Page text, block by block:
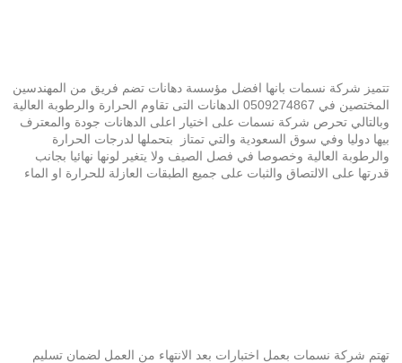
تتميز شركة نسمات بانها افضل مؤسسة دهانات تضم فريق من المهندسين
المختصين في 0509274867 الدهانات التى تقاوم الحرارة والرطوبة العالية
وبالتالي تحرص شركة نسمات على اختيار اعلى الدهانات جودة والمعترف
بيها دوليا وفي سوق السعودية والتي تمتاز بتحملها لدرجات الحرارة
والرطوبة العالية وخصوصا في فصل الصيف ولا يتغير لونها نهائيا بجانب
قدرتها على الالتصاق والثبات على جميع الطبقات العازلة للحرارة او الماء
تهتم شركة نسمات بعمل اختبارات بعد الانتهاء من العمل لضمان تسليم